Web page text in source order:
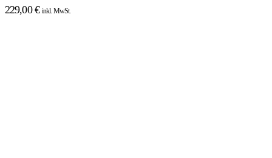
229,00€ inkl. MwSt.